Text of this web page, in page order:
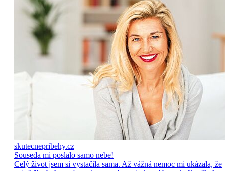
skutecnepribehy.cz
Souseda mi poslalo samo nebe!
Celý život jsem si vystačila sama. Až vážná nemoc mi ukázala, že